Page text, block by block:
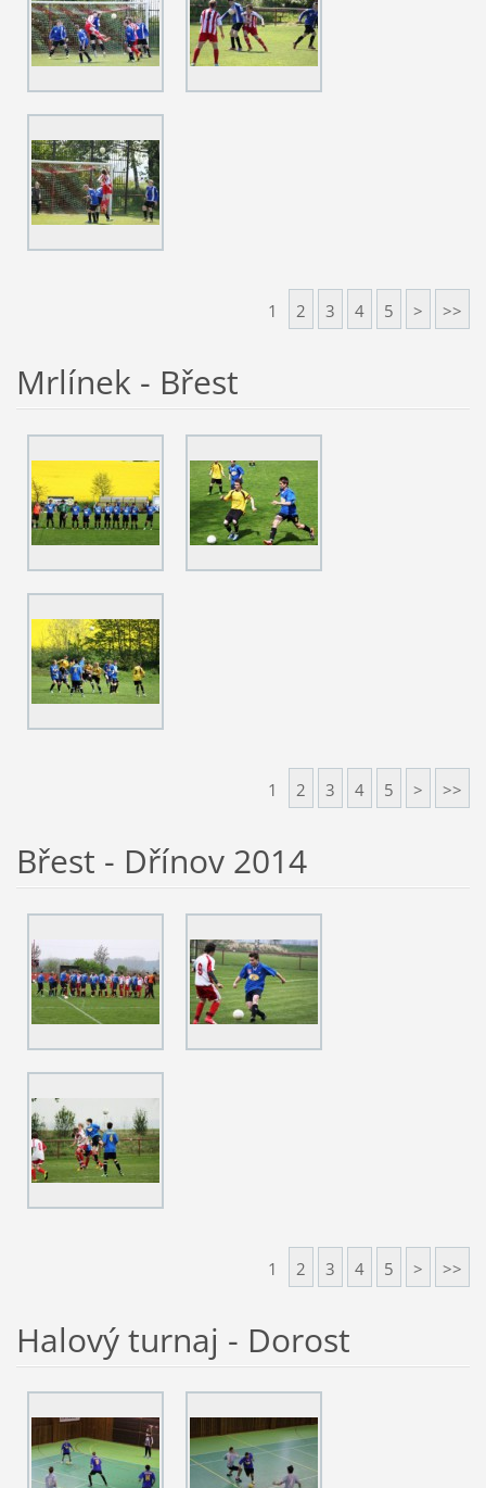
1 2 3 4 5 > >>
Mrlínek - Břest
1 2 3 4 5 > >>
Břest - Dřínov 2014
1 2 3 4 5 > >>
Halový turnaj - Dorost